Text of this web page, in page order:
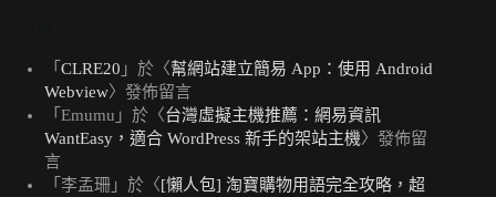
「 CLRE20 」於〈幫網站建立簡易 App：使用 Android
Webview〉發佈留言
「 Emumu 」於〈台灣虛擬主機推薦：網易資訊
WantEasy，適合 WordPress 新手的架站主機〉發佈留
言
「 李孟珊 」於〈[懶人包] 淘寶購物用語完全攻略，超